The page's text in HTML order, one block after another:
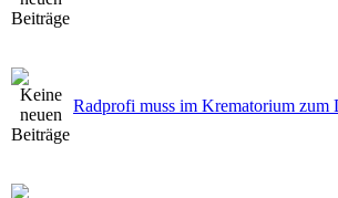
Radprofi muss im Krematorium zum